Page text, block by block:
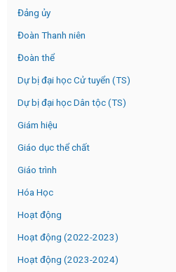
Đảng ủy
Đoàn Thanh niên
Đoàn thể
Dự bị đại học Cử tuyển (TS)
Dự bị đại học Dân tộc (TS)
Giám hiệu
Giáo dục thể chất
Giáo trình
Hóa Học
Hoạt động
Hoạt động (2022-2023)
Hoạt động (2023-2024)